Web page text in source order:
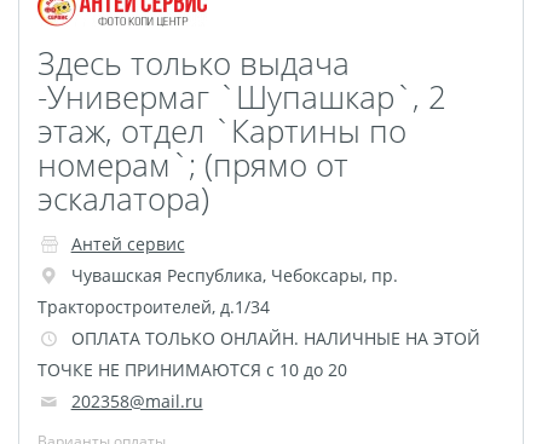
Загрузка видео для AR
Майки с символикой
Беларусь
TEST
Фото на холсте с
подрамником
Картины на холсте
Оживающее письмо от
деда Мороза
Елочный шар с
оживающей фотограф
Оживающие
Здесь только выдача
-Универмаг `Шупашкар`, 2
этаж, отдел `Картины по
номерам`; (прямо от
эскалатора)
Антей сервис
Чувашская Республика, Чебоксары, пр.
Тракторостроителей, д.1/34
ОПЛАТА ТОЛЬКО ОНЛАЙН. НАЛИЧНЫЕ НА ЭТОЙ
ТОЧКЕ НЕ ПРИНИМАЮТСЯ с 10 до 20
202358@mail.ru